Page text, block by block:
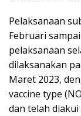
Pelaksanaan
Februari
pelaksanaan
dilaksanakan
Maret 2023,
vaccine type
dan telah